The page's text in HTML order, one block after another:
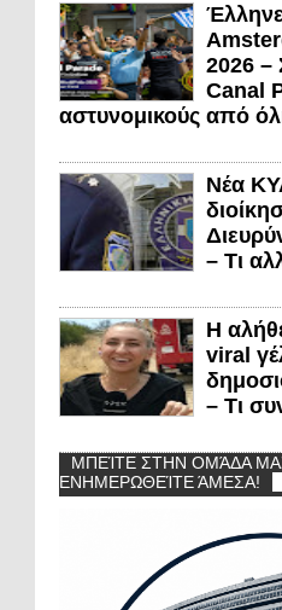
2026 –
Canal
αστυνομικούς από
Νέα
– Τι
Η
viral
– Τι
ΜΠΕΊΤΕ ΣΤΗΝ ΟΜΆΔΑ
ΕΝΗΜΕΡΩΘΕΊΤΕ ΆΜΕΣΑ!